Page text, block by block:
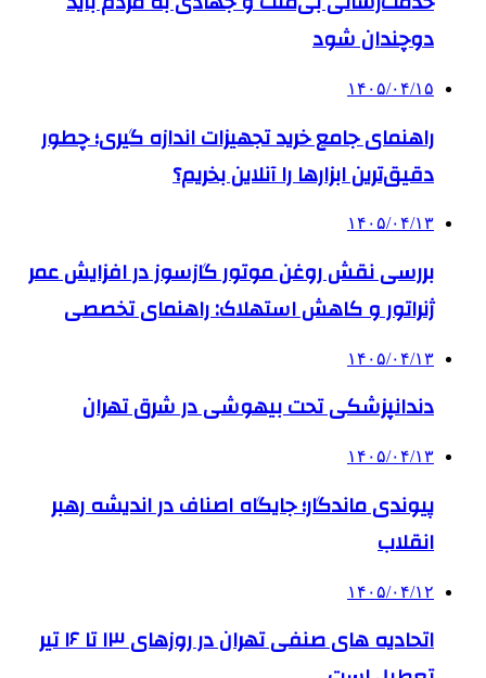
دوچندان شود
۱۴۰۵/۰۴/۱۵
راهنمای جامع خرید تجهیزات اندازه گیری؛ چطور
دقیق‌ترین ابزارها را آنلاین بخریم؟
۱۴۰۵/۰۴/۱۳
بررسی نقش روغن موتور گازسوز در افزایش عمر
ژنراتور و کاهش استهلاک: راهنمای تخصصی
۱۴۰۵/۰۴/۱۳
دندانپزشکی تحت بیهوشی در شرق تهران
۱۴۰۵/۰۴/۱۳
پیوندی ماندگار؛ جایگاه اصناف در اندیشه رهبر
انقلاب
۱۴۰۵/۰۴/۱۲
اتحادیه های صنفی تهران در روزهای ۱۳ تا ۱۶ تیر